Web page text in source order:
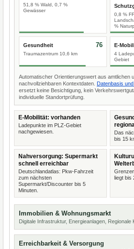
51,8 % Wald, 0,7 %
Gewässer
0,8 %
%
Gesundheit
Traumazentrum 10,6 km
76 E-
4
Gebiet
Automatischer Orientierungswert aus amtlichen
nachvollziehbaren Kontextdaten. Datenbasis
ersetzt keine Besichtigung, kein
individuelle Standortprüfung.
E-Mobilität: vorhanden
Ladepunkte im PLZ-Gebiet
nachgewiesen.
Das
bis 15
Nahversorgung: Supermarkt
schnell erreichbar
Deutschlandatlas: Pkw-Fahrzeit
zum nächsten
Supermarkt/Discounter bis 5
Minuten.
liegt bis
Immobilien & Wohnungsmarkt
Digitale Infrastruktur, Energieanlagen, Regionale
Erreichbarkeit & Versorgung